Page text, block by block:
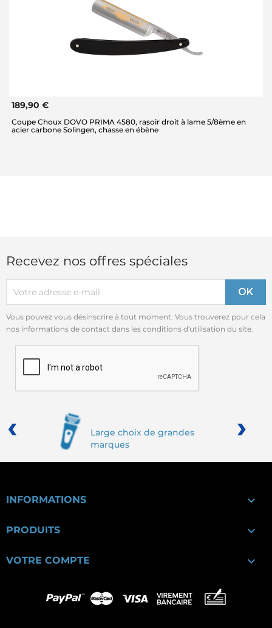
189,90 €
Coupe Choux DOVO PRIMA 4580, rasoir droit à lame 5/8ème en
acier carbone Solingen, chasse en ébène
Recevez nos offres spéciales
Vous pouvez vous désinscrire à tout moment. Vous trouverez pour cela
nos informations de contact dans les conditions d'utilisation du site.
Large choix de grandes
marques
‹ ›
INFORMATIONS 
PRODUITS 
VOTRE COMPTE 